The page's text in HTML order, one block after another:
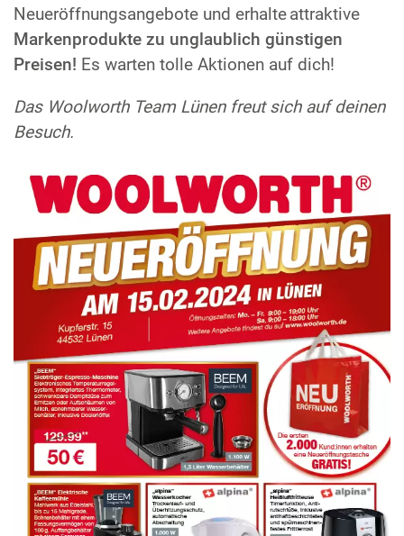
Neueröffnungsangebote und erhalte attraktive
Markenprodukte zu unglaublich günstigen
Preisen! Es warten tolle Aktionen auf dich!
Das Woolworth Team Lünenfreut sich auf deinen
Besuch.